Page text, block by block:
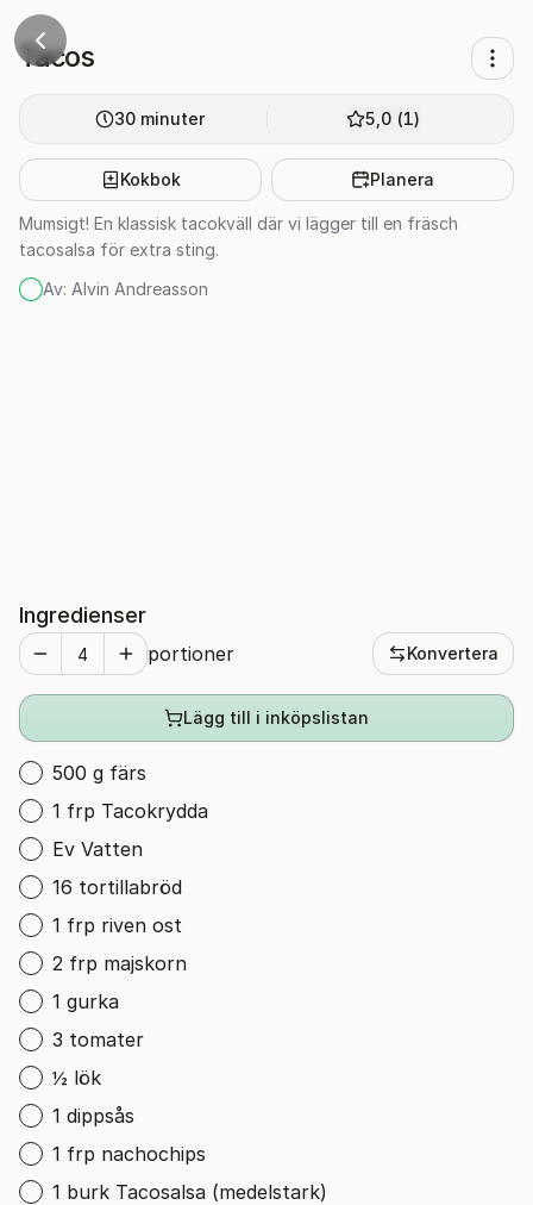
Tacos
30 minuter 5,0(1)
Kokbok Planera
Mumsigt! En klassisk tacokväll där vi lägger till en fräsch
tacosalsa för extra sting.
Av: Alvin Andreasson
Ingredienser
portioner Konvertera
Lägg till i inköpslistan
500 g färs
1 frp Tacokrydda
Ev Vatten
16 tortillabröd
1 frp riven ost
2 frp majskorn
1 gurka
3 tomater
½ lök
1 dippsås
1 frp nachochips
1 burk Tacosalsa (medelstark)